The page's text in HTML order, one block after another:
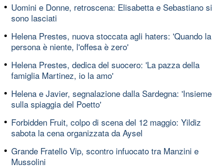
Uomini e Donne, retroscena: Elisabetta e Sebastiano si
sono lasciati
Helena Prestes, nuova stoccata agli haters: 'Quando la
persona è niente, l'offesa è zero'
Helena Prestes, dedica del suocero: 'La pazza della
famiglia Martinez, io la amo'
Helena e Javier, segnalazione dalla Sardegna: 'Insieme
sulla spiaggia del Poetto'
Forbidden Fruit, colpo di scena del 12 maggio: Yildiz
sabota la cena organizzata da Aysel
Grande Fratello Vip, scontro infuocato tra Manzini e
Mussolini